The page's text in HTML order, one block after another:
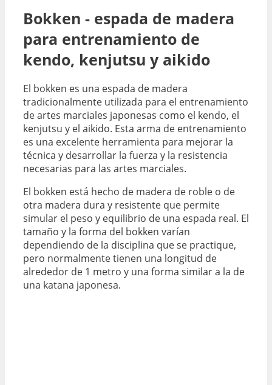
Bokken - espada de madera
para entrenamiento de
kendo, kenjutsu y aikido
El bokken es una espada de madera
tradicionalmente utilizada para el entrenamiento
de artes marciales japonesas como el kendo, el
kenjutsu y el aikido. Esta arma de entrenamiento
es una excelente herramienta para mejorar la
técnica y desarrollar la fuerza y la resistencia
necesarias para las artes marciales.
El bokken está hecho de madera de roble o de
otra madera dura y resistente que permite
simular el peso y equilibrio de una espada real. El
tamaño y la forma del bokken varían
dependiendo de la disciplina que se practique,
pero normalmente tienen una longitud de
alrededor de 1 metro y una forma similar a la de
una katana japonesa.